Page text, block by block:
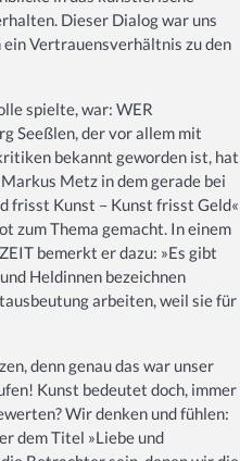
Dieser Dialog war uns
Vertrauensverhältnis zu den
spielte, war: WER
Seeßlen, der vor allem mit
bekannt geworden ist, hat
Metz in dem gerade bei
frisst Kunst – Kunst frisst Geld«
zum Thema gemacht. In einem
bemerkt er dazu: »Es gibt
Heldinnen bezeichnen
arbeiten, weil sie für
denn genau das war unser
Kunst bedeutet doch, immer
Wir denken und fühlen:
dem Titel »Liebe und